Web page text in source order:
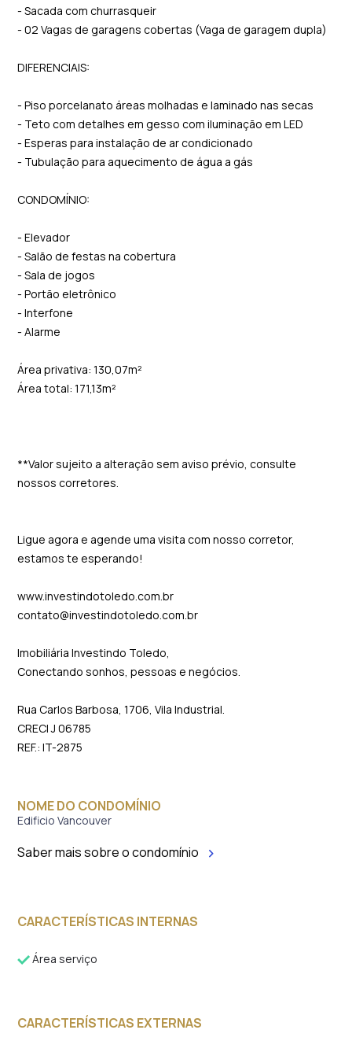
- Sacada com churrasqueir
- 02 Vagas de garagens cobertas (Vaga de garagem dupla)
DIFERENCIAIS:
- Piso porcelanato áreas molhadas e laminado nas secas
- Teto com detalhes em gesso com iluminação em LED
- Esperas para instalação de ar condicionado
- Tubulação para aquecimento de água a gás
CONDOMÍNIO:
- Elevador
- Salão de festas na cobertura
- Sala de jogos
- Portão eletrônico
- Interfone
- Alarme
Área privativa: 130,07m²
Área total: 171,13m²
**Valor sujeito a alteração sem aviso prévio, consulte
nossos corretores.
Ligue agora e agende uma visita com nosso corretor,
estamos te esperando!
www.investindotoledo.com.br
contato@investindotoledo.com.br
Imobiliária Investindo Toledo,
Conectando sonhos, pessoas e negócios.
Rua Carlos Barbosa, 1706, Vila Industrial.
CRECI J 06785
REF.: IT-2875
NOME DO CONDOMÍNIO
Edificio Vancouver
Saber mais sobre o condomínio
CARACTERÍSTICAS INTERNAS
Área serviço
CARACTERÍSTICAS EXTERNAS